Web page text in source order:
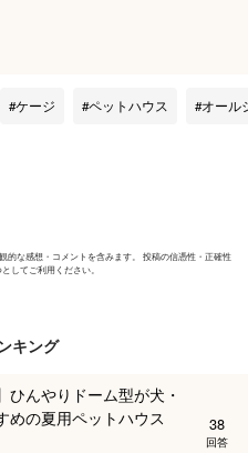
ケージ ペットハウス オール
的な感想・コメントを含みます。 投稿の信憑性・正確性
してご利用ください。
キング
ひんやりドーム型が犬・
めの夏用ペットハウス
38
回答